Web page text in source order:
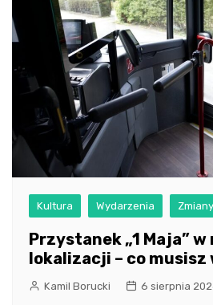
Kultura Wydarzenia
Przystanek „1 Maja” w
lokalizacji – co musisz
Kamil Borucki 6 sierpnia